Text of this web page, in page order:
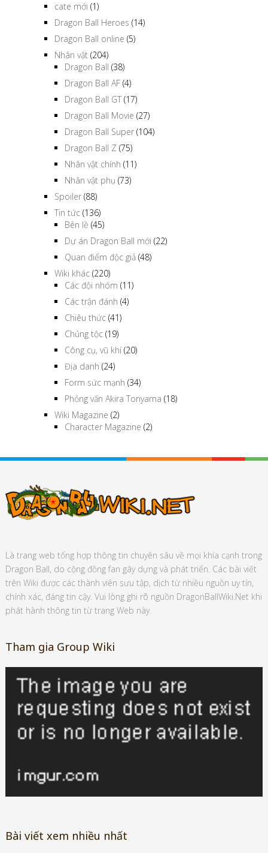
cate mới (1)
Dragon Ball Heroes (14)
Dragon Ball online (5)
Nhân vật (204)
Dragon Ball (38)
Dragon Ball AF (4)
Dragon Ball GT (17)
Dragon Ball Movie (27)
Dragon Ball Super (104)
Dragon Ball Z (75)
Nhân vật chính (11)
Nhân vật phụ (73)
Spoiler (88)
Tin tức (136)
Bên lề (45)
Dự án Dragon Ball mới (22)
Quan điểm độc giả (48)
Wiki khác (220)
Các đội nhóm (11)
Các trận đánh (4)
Chiêu thức (41)
Chủng tộc (19)
Công cụ, vũ khí(20)
Địa danh (24)
Form sức mạnh (34)
Phỏng vấn Akira Toriyama (18)
Wiki Magazine (2)
Character Magazine (2)
Là trang web tổng hợp thông tin chuyên sâu về mọi khía cạnh trong
Dragon Ball, do cộng đồng fan gây dựng và phát triển. Các bài viết
trên Wiki được các thành viên sưu tập, dịch từ nhiều nguồn uy tín,
chính xác, đáng tin cậy. Vui lòng ghi rõ nguồn DragonBallWiki.Net khi
phát hành thông tin từ trang Web này.
Tham gia Group Wiki
Bài viết xem nhiều nhất